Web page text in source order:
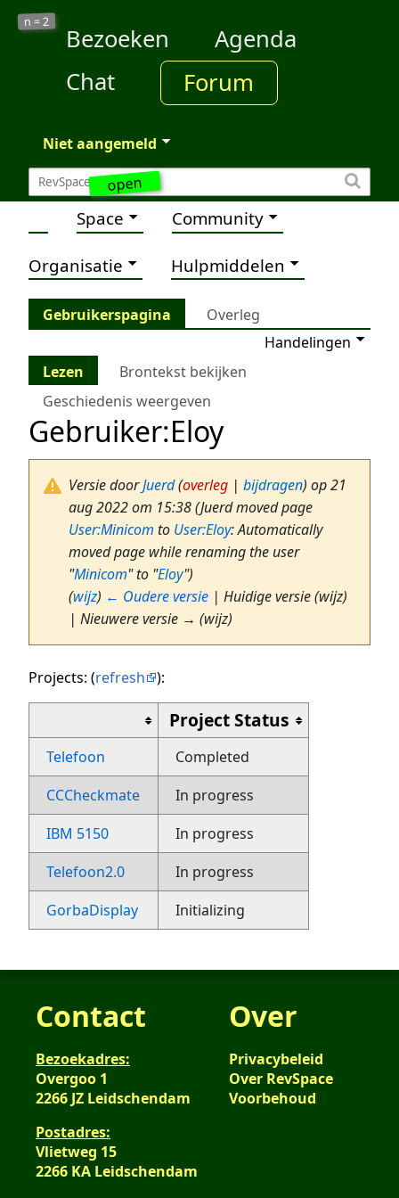
open
n =2
Bezoeken
Agenda
Chat
Forum
Niet aangemeld
Space Community
Organisatie Hulpmiddelen
Gebruikerspagina
Overleg
Handelingen
Lezen
Brontekst bekijken
Geschiedenis weergeven
Gebruiker:Eloy
Versie doorJuerd(overleg | bijdragen) op 21
aug 2022 om 15:38(Juerd moved page
User:Minicom to User:Eloy: Automatically
moved page while renaming the user
"Minicom" to "Eloy")
(wijz) ← Oudere versie | Huidige versie (wijz)
| Nieuwere versie → (wijz)
Projects: (refresh ):
Project Status
Telefoon
Completed
CCCheckmate
In progress
IBM 5150
In progress
Telefoon2.0
In progress
GorbaDisplay
Initializing
Contact
Bezoekadres:
Overgoo 1
2266 JZ Leidschendam
Postadres:
Vlietweg 15
2266 KA Leidschendam
Over
Privacybeleid
Over RevSpace
Voorbehoud